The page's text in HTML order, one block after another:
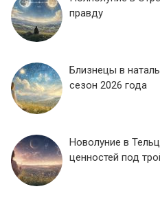
правду
Близнецы в
сезон 2026 года
Новолуние в
ценностей под